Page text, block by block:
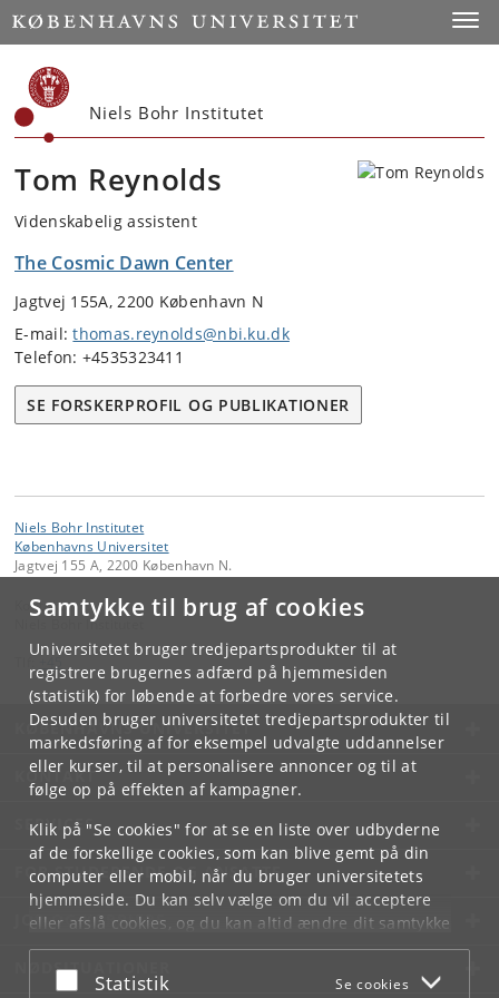
Samtykke til brug af cookies
Universitetet bruger tredjepartsprodukter til at
registrere brugernes adfærd på hjemmesiden
(statistik) for løbende at forbedre vores service.
Desuden bruger universitetet tredjepartsprodukter til
markedsføring af for eksempel udvalgte uddannelser
eller kurser, til at personalisere annoncer og til at
følge op på effekten af kampagner.
Klik på "Se cookies" for at se en liste over udbyderne
af de forskellige cookies, som kan blive gemt på din
computer eller mobil, når du bruger universitetets
hjemmeside. Du kan selv vælge om du vil acceptere
eller afslå cookies, og du kan altid ændre dit samtykke
underCookie- og privatlivspolitiksom du finder i
bunden af hver side.
Acceptér eller afslå
Statistik Se cookies
Start
Niels Bohr Institutet
Tom Reynolds
Videnskabelig assistent
The Cosmic Dawn Center
Jagtvej 155A, 2200 København N
E-mail:thomas.reynolds@nbi.ku.dk
Telefon: +4535323411
SE FORSKERPROFIL OG PUBLIKATIONER
Niels Bohr Institutet
Københavns Universitet
Jagtvej 155 A, 2200 København N.
Kontakt:
Niels Bohr Institutet
KØBENHAVNS UNIVERSITET
KONTAKT
SERVICES
FOR STUDERENDE OG ANSATTE
JOB OG KARRIERE
NØDSITUATIONER